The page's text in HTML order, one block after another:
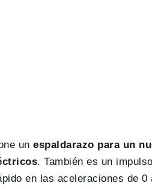
unespaldarazo para un
. También es un
en las aceleraciones de 0